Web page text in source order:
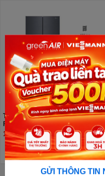
Tủ lạnh Hisense Inverter 488 lít
RQ630N4EBUI3
14.460.000đ
GỬI THÔNG TIN